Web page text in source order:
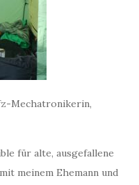
Mechatronikerin,
für alte, ausgefallene
meinem Ehemann und